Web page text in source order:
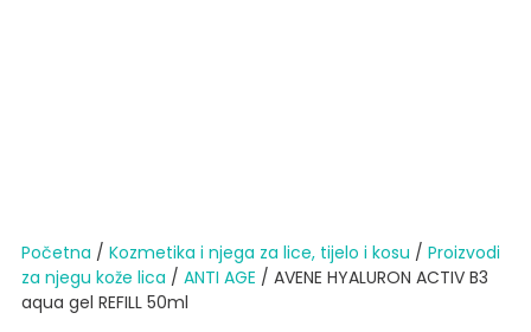
Početna / Kozmetika i njega za lice, tijelo i kosu / Proizvodi
za njegu kože lica / ANTI AGE / AVENE HYALURON ACTIV B3
aqua gel REFILL 50ml